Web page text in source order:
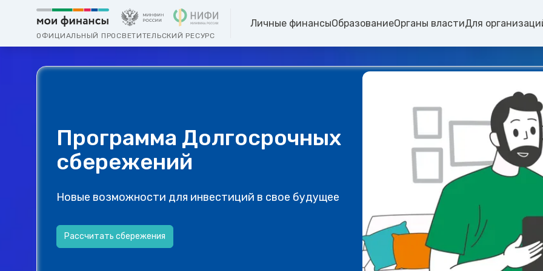
ОФИЦИАЛЬНЫЙ ПРОСВЕТИТЕЛЬСКИЙ РЕСУРС
Личные финансыОбразованиеОрганы властиДля
Программа Долгосрочных
сбережений
Новые возможности для инвестиций в свое будущее
Рассчитать сбережения